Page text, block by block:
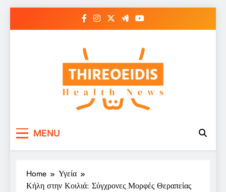
Παθήσεις Θυρεοειδούς
– Thireoeidis
MENU
Home
Υγεία
Κήλη στην Κοιλιά: Σύγχρονες Μορφές Θεραπείας